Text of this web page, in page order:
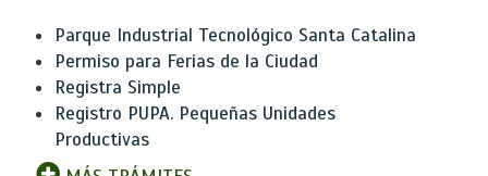
Parque Industrial Tecnológico Santa Catalina
Permiso para Ferias de la Ciudad
Registra Simple
Registro PUPA. Pequeñas Unidades
Productivas